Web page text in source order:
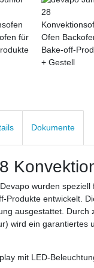
Dokumente
wurden
Produkte entwickelt.
ausgestattet.
wird ein garantiertes
mit LED-